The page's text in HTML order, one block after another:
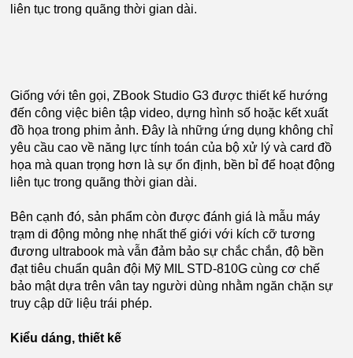
liên tục trong quãng thời gian dài.
Giống với tên gọi, ZBook Studio G3 được thiết kế hướng
đến công việc biên tập video, dựng hình số hoặc kết xuất
đồ họa trong phim ảnh. Đây là những ứng dụng không chỉ
yêu cầu cao về năng lực tính toán của bộ xử lý và card đồ
họa mà quan trọng hơn là sự ổn định, bền bỉ để hoạt động
liên tục trong quãng thời gian dài.
Bên cạnh đó, sản phẩm còn được đánh giá là mẫu máy
trạm di động mỏng nhẹ nhất thế giới với kích cỡ tương
đương ultrabook mà vẫn đảm bảo sự chắc chắn, độ bền
đạt tiêu chuẩn quân đội Mỹ MIL STD-810G cùng cơ chế
bảo mật dựa trên vân tay người dùng nhằm ngăn chặn sự
truy cập dữ liệu trái phép.
Kiểu dáng, thiết kế